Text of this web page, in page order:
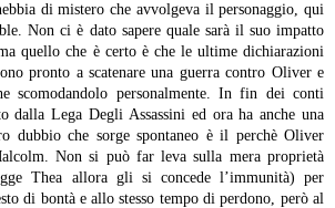
di mistero che avvolgeva il personaggio, qui
Non ci è dato sapere quale sarà il suo impatto
quello che è certo è che le ultime dichiarazioni
pronto a scatenare una guerra contro Oliver e
scomodandolo personalmente. In fin dei conti
dalla Lega Degli Assassini ed ora ha anche una
dubbio che sorge spontaneo è il perchè Oliver
Non si può far leva sulla mera proprietà
Thea allora gli si concede l’immunità) per
di bontà e allo stesso tempo di perdono, però al